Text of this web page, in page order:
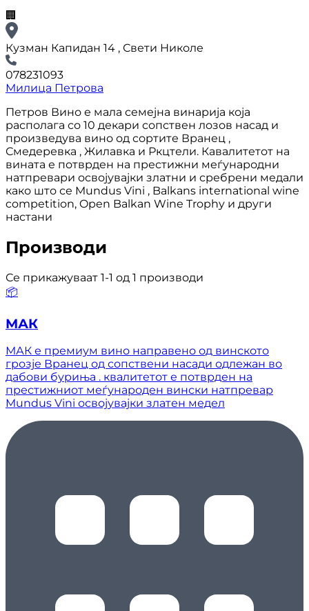
🏢
Кузман Капидан 14 , Свети Николе
078231093
Милица Петрова
Петров Вино е мала семејна винарија која
располага со 10 декари сопствен лозов насад и
произведува вино од сортите Вранец ,
Смедеревка , Жилавка и Ркцтели. Кавалитетот на
вината е потврден на престижни меѓународни
натпревари освојувајки златни и сребрени медали
како што се Mundus Vini , Balkans international wine
competition, Open Balkan Wine Trophy и други
настани
Производи
Се прикажуваат 1-1 од 1 производи
📦
МАК
МАК е премиум вино направено од винското
грозје Вранец од сопствени насади одлежан во
дабови буриња . квалитетот е потврден на
престижниот меѓународен вински натпревар
Mundus Vini освојувајки златен медел